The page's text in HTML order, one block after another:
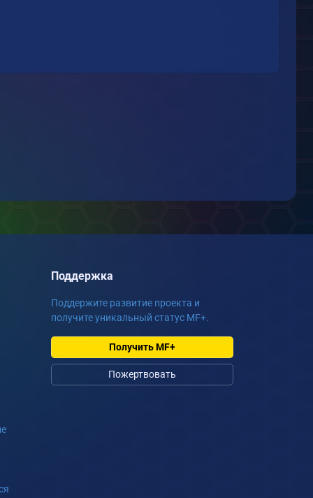
Поддержка
Поддержите развитие проекта и
получите уникальный статус MF+.
Получить MF+
Пожертвовать